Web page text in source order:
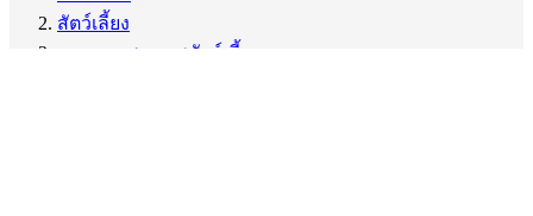
สัตว์เลี้ยง
การดูแลสุขภาพสัตว์เลี้ยง